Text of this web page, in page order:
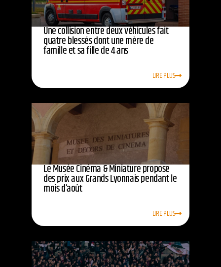
Une collision entre deux véhicules fait
quatre blessés dont une mère de
famille et sa fille de 4 ans
LIRE PLUS
Le Musée Cinéma & Miniature propose
des prix aux Grands Lyonnais pendant le
mois d’août
LIRE PLUS